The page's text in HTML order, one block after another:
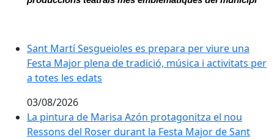
Sant Martí Sesgueioles es prepara per viure una
Sant Martí Sesgueioles es prepara per viure una
Festa Major plena de tradició, música i activitats per
a totes les edats
03/08/2026
La pintura de Marisa Azón protagonitza el nou
La pintura de Marisa Azón protagonitza el nou
Ressons del Roser durant la Festa Major de Sant